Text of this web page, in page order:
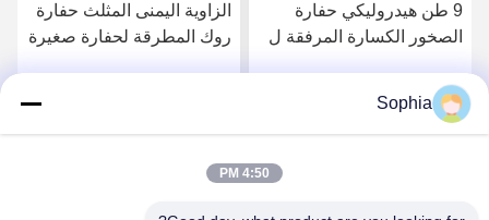
9 طن هيدروليكي حفارة
الصخور الكسارة المرفقة ل
احصل على افضل سعر
الزاوية اليمنى المثلث حفارة
روك المطرقة لحفارة صغيرة
Sophia
4:50 PM